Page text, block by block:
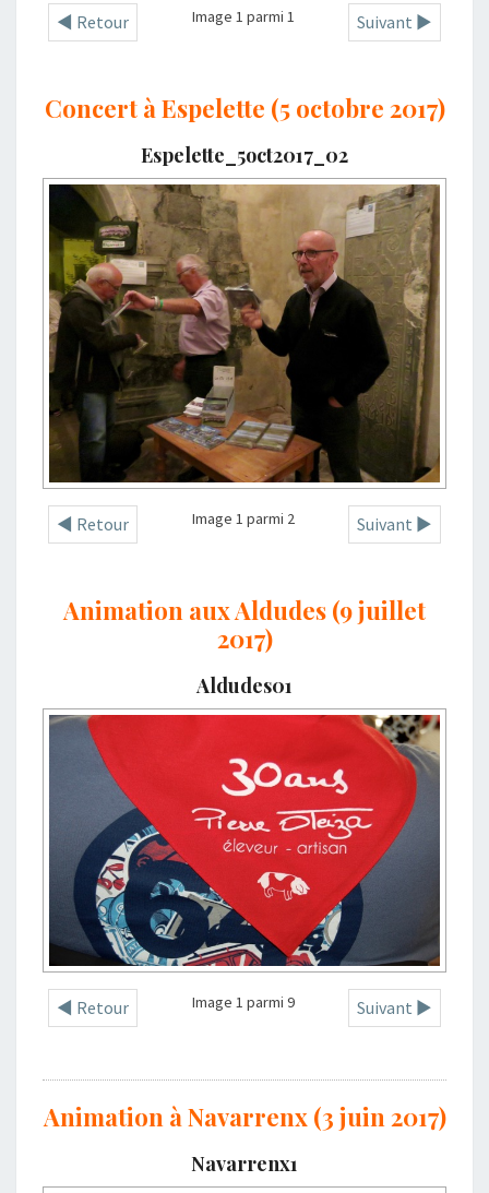
◄ Retour Suivant ►
Image 1 parmi 1
Concert à Espelette (5 octobre 2017)
Espelette_5oct2017_02
◄ Retour Suivant ►
Image 1 parmi 2
Animation aux Aldudes (9 juillet
2017)
Aldudes01
◄ Retour Suivant ►
Image 1 parmi 9
Animation à Navarrenx (3 juin 2017)
Navarrenx1